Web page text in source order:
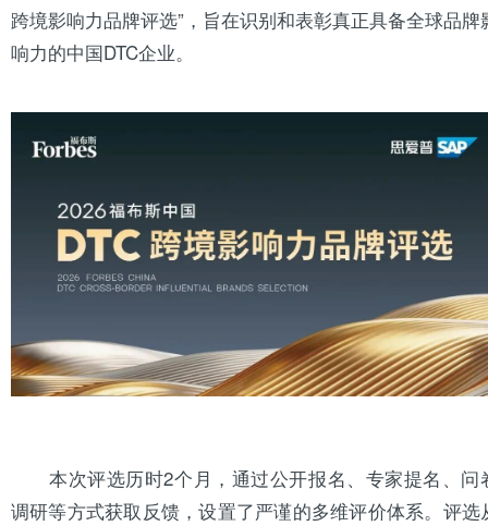
跨境影响力品牌评选”，旨在识别和表彰真正具备全球品牌
响力的中国DTC企业。
本次评选历时2个月，通过公开报名、专家提名、问
调研等方式获取反馈，设置了严谨的多维评价体系。评选